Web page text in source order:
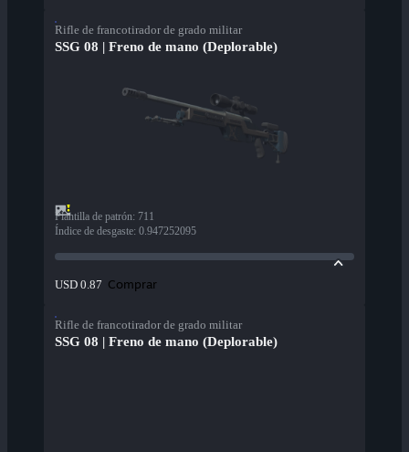
Rifle de francotirador de grado militar
SSG 08 | Freno de mano (Deplorable)
Plantilla de patrón: 711
Índice de desgaste: 0.947252095
USD 0.87 Comprar
Rifle de francotirador de grado militar
SSG 08 | Freno de mano (Deplorable)